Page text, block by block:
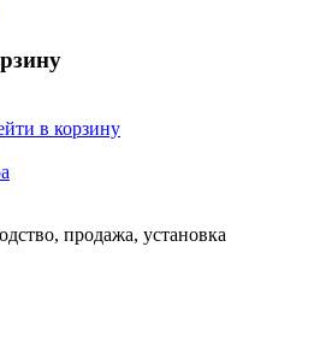
в корзину
продажа, установка